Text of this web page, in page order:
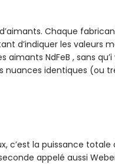
Chaque
d’indiquer les valeurs
NdFeB , sans
identiques (ou
c’est la puissance
appelé aussi